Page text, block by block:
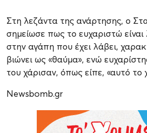
Στη λεζάντα της ανάρτησης, ο
σημείωσε πως το ευχαριστώ
στην αγάπη που έχει λάβει,
βιώνει ως «θαύμα», ενώ
του χάρισαν, όπως είπε, «αυτό το
Newsbomb.gr